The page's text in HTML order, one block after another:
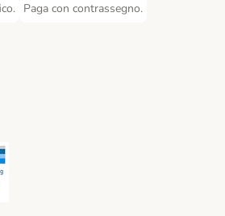
Payment Method
Paga con contrassegno.
Paga con contrassegno. Payment
Method